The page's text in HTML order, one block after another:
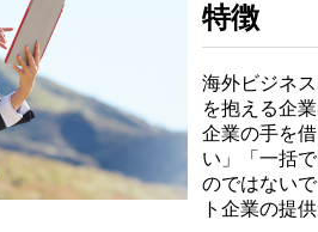
特徴
海外ビジネ
を抱える企
企業の手を
い」「一括
のではない
ト企業の提